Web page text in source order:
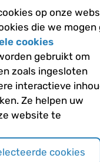
niet actief is
het gen de
bij een
op onze
die we mogen
cookies
gebruikt om
zoals ingesloten
interactieve
Ze helpen uw
website te
cookies